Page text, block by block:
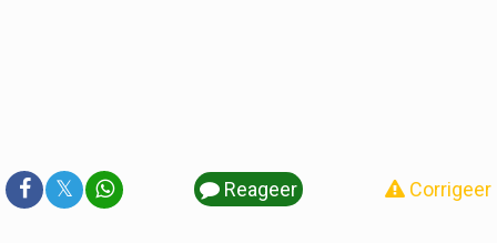
𝕏 Reageer Corrigeer